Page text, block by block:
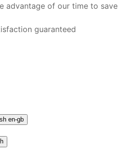
advantage of our time to save
guaranteed
en-gb